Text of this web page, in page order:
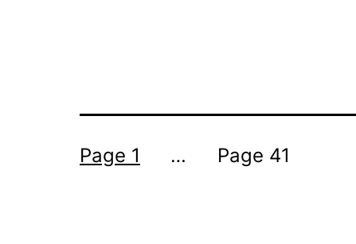
Posts
Page 1 … Page 41